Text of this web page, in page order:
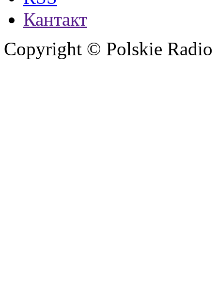
Кантакт
Copyright © Polskie